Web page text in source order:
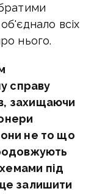
всіх
нього.
справу
захищаючи
не то що
під
залишити